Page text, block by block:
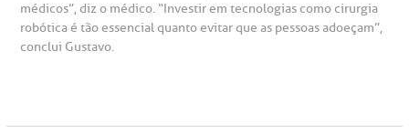
Clínica Medicina da Mulher
de Bioética
médicos”, diz o médico. “Investir em tecnologias como cirurgia
robótica é tão essencial quanto evitar que as pessoas adoeçam”,
conclui Gustavo.